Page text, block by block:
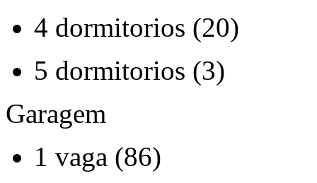
4 dormitorios (20)
5 dormitorios (3)
Garagem
1 vaga (86)